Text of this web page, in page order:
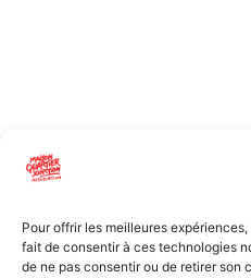
Pour offrir les meilleures
fait de consentir à ces technologies
de ne pas consentir ou de retirer